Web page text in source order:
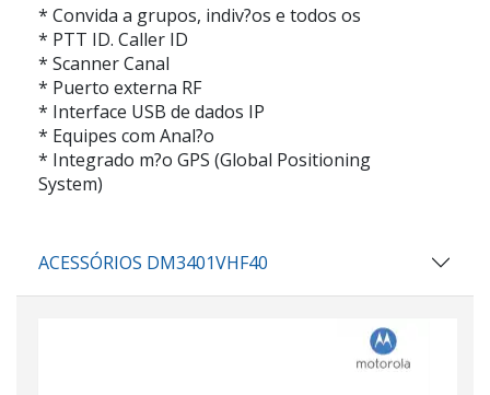
* Convida a grupos, indiv?os e todos os
* PTT ID. Caller ID
* Scanner Canal
* Puerto externa RF
* Interface USB de dados IP
* Equipes com Anal?o
* Integrado m?o GPS (Global Positioning
System)
ACESSÓRIOS DM3401VHF40